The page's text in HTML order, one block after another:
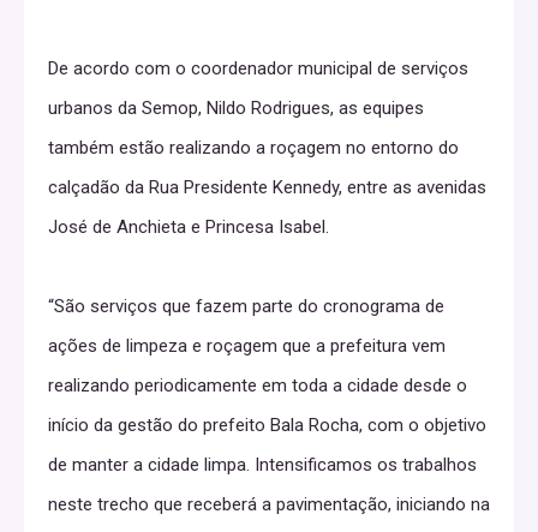
De acordo com o coordenador municipal de serviços
urbanos da Semop, Nildo Rodrigues, as equipes
também estão realizando a roçagem no entorno do
calçadão da Rua Presidente Kennedy, entre as avenidas
José de Anchieta e Princesa Isabel.
“São serviços que fazem parte do cronograma de
ações de limpeza e roçagem que a prefeitura vem
realizando periodicamente em toda a cidade desde o
início da gestão do prefeito Bala Rocha, com o objetivo
de manter a cidade limpa. Intensificamos os trabalhos
neste trecho que receberá a pavimentação, iniciando na